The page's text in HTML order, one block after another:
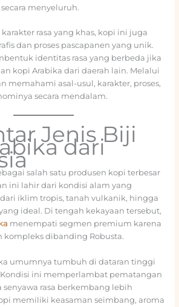
menyeluruh.
rasa yang khas, kopi ini juga
dan proses pascapanen yang unik.
identitas rasa yang berbeda jika
kopi Arabika dari daerah lain. Melalui
memahami asal-usul, karakter, proses,
secara mendalam.
Jenis Biji
dari
salah satu produsen kopi terbesar
ini lahir dari kondisi alam yang
iklim tropis, tanah vulkanik, hingga
ideal. Di tengah kekayaan tersebut,
menempati segmen premium karena
kompleks dibanding Robusta.
umumnya tumbuh di dataran tinggi
ini memperlambat pematangan
rasa berkembang lebih
memiliki keasaman seimbang, aroma